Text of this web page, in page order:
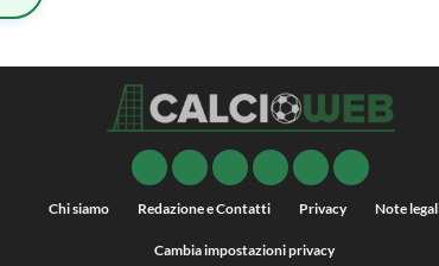
Chi siamo Redazione e Contatti Privacy Note
Cambia impostazioni privacy